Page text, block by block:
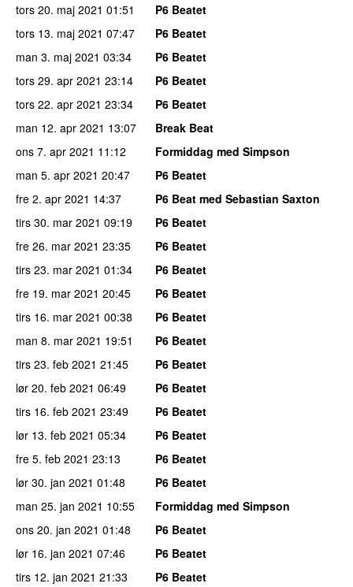
tors 20. maj 2021 01:51
P6 Beatet
tors 13. maj 2021 07:47
P6 Beatet
man 3. maj 2021 03:34
P6 Beatet
tors 29. apr 2021 23:14
P6 Beatet
tors 22. apr 2021 23:34
P6 Beatet
man 12. apr 2021 13:07
Break Beat
ons 7. apr 2021 11:12
Formiddag med Simpson
man 5. apr 2021 20:47
P6 Beatet
fre 2. apr 2021 14:37
P6 Beat med Sebastian Saxton
tirs 30. mar 2021 09:19
P6 Beatet
fre 26. mar 2021 23:35
P6 Beatet
tirs 23. mar 2021 01:34
P6 Beatet
fre 19. mar 2021 20:45
P6 Beatet
tirs 16. mar 2021 00:38
P6 Beatet
man 8. mar 2021 19:51
P6 Beatet
tirs 23. feb 2021 21:45
P6 Beatet
lør 20. feb 2021 06:49
P6 Beatet
tirs 16. feb 2021 23:49
P6 Beatet
lør 13. feb 2021 05:34
P6 Beatet
fre 5. feb 2021 23:13
P6 Beatet
lør 30. jan 2021 01:48
P6 Beatet
man 25. jan 2021 10:55
Formiddag med Simpson
ons 20. jan 2021 01:48
P6 Beatet
lør 16. jan 2021 07:46
P6 Beatet
tirs 12. jan 2021 21:33
P6 Beatet